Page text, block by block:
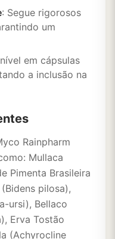
: Segue rigorosos
um
em cápsulas
a inclusão na
Rainpharm
Mullaca
Pimenta Brasileira
pilosa),
ursi), Bellaco
Erva Tostão
(Achyrocline